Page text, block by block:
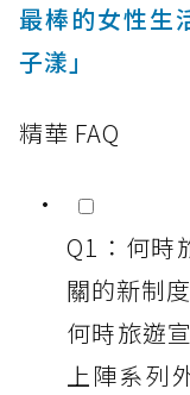
最棒的女性生
子漾」
精華 FAQ
Q1：何時
關的新制
何時旅遊
上陣系列